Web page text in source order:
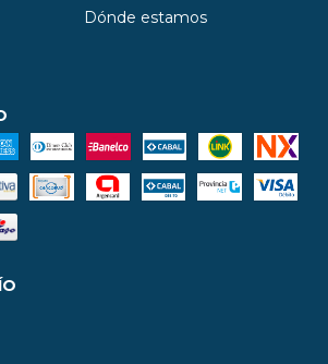
Dónde estamos